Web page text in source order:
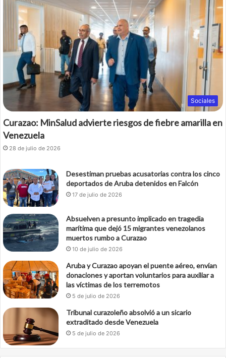
Sociales
Curazao: MinSalud advierte riesgos de fiebre amarilla en
Venezuela
28 de julio de 2026
Desestiman pruebas acusatorias contra los cinco
deportados de Aruba detenidos en Falcón
17 de julio de 2026
Absuelven a presunto implicado en tragedia
marítima que dejó 15 migrantes venezolanos
muertos rumbo a Curazao
10 de julio de 2026
Aruba y Curazao apoyan el puente aéreo, envían
donaciones y aportan voluntarios para auxiliar a
las víctimas de los terremotos
5 de julio de 2026
Tribunal curazoleño absolvió a un sicario
extraditado desde Venezuela
5 de julio de 2026